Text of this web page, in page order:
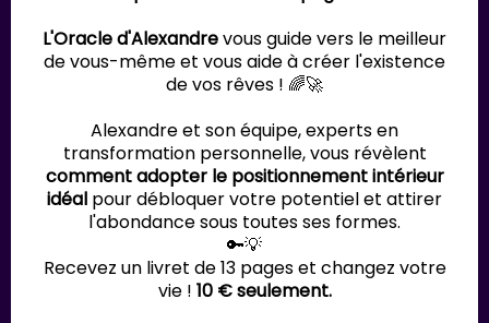
L'Oracle d'Alexandrevous guide vers le meilleur
de vous-même et vous aide à créer l'existence
de vos rêves ! 🌈🚀
Alexandre et son équipe, experts en
transformation personnelle, vous révèlent
comment adopter le positionnement intérieur
idéal pour débloquer votre potentiel et attirer
l'abondance sous toutes ses formes.
🔑💡
Recevez un livret de 13 pages et changez votre
vie ! 10 € seulement.